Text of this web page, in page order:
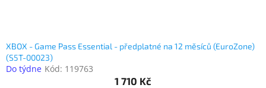
XBOX - Game Pass Essential - předplatné na 12 měsíců (EuroZone)
(S5T-00023)
Do týdne Kód: 119763
1 710 Kč